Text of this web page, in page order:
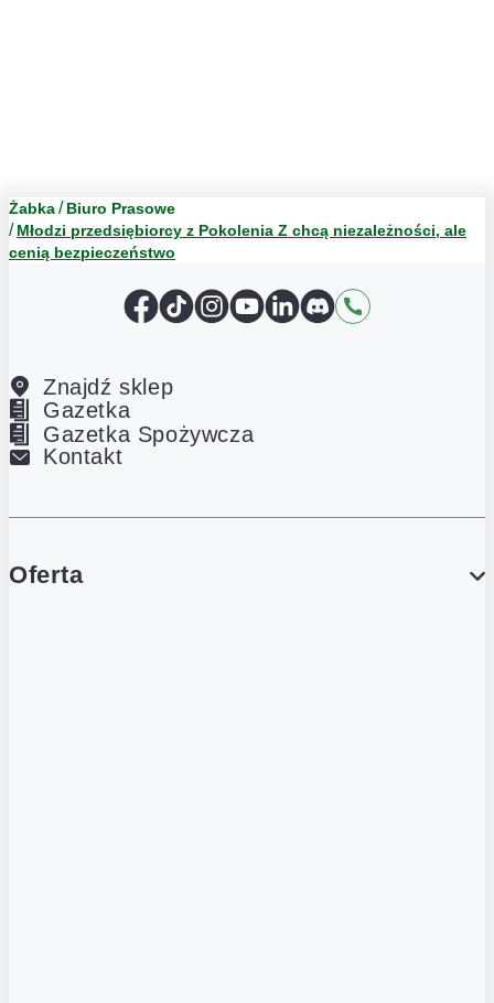
Żabka
Biuro Prasowe
Młodzi przedsiębiorcy z Pokolenia Z chcą niezależności, ale
cenią bezpieczeństwo
Facebook
TikTokInstagram
YouTubeLinkedIn
Discord
Znajdź sklep
Gazetka
Gazetka Spożywcza
Kontakt
Oferta